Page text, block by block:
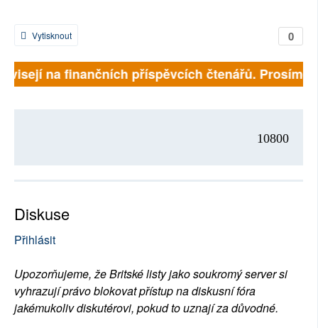
0
Vytisknout
na finančních příspěvcích čtenářů. Prosíme,
10800
Diskuse
Přihlásit
Upozorňujeme, že Britské listy jako soukromý server si
vyhrazují právo blokovat přístup na diskusní fóra
jakémukoliv diskutérovi, pokud to uznají za důvodné.